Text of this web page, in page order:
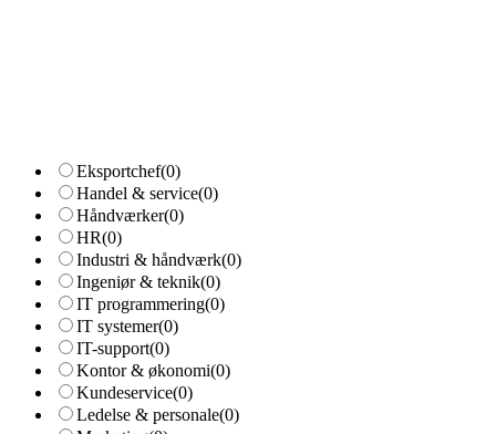
Eksportchef(0)
Handel & service(0)
Håndværker(0)
HR(0)
Industri & håndværk(0)
Ingeniør & teknik(0)
IT programmering(0)
IT systemer(0)
IT-support(0)
Kontor & økonomi(0)
Kundeservice(0)
Ledelse & personale(0)